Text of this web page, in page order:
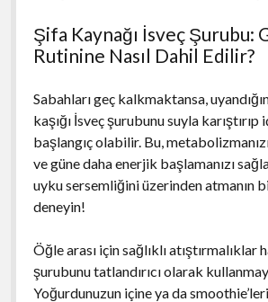
Şifa Kaynağı İsveç Şurubu:
Rutinine Nasıl Dahil Edilir?
Sabahları geç kalkmaktansa,
kaşığı İsveç şurubunu suyla
başlangıç olabilir. Bu,
ve güne daha enerjik başlamanızı
uyku sersemliğini üzerinden atmanın
deneyin!
Öğle arası için sağlıklı atıştırmalıklar
şurubunu tatlandırıcı olarak
Yoğurdunuzun içine ya da